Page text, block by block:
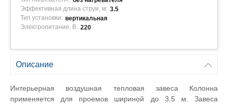
Эффективная длина струи, м: 3.5
Тип установки: вертикальная
Электропитание, В: 220
Описание
Интерьерная воздушная тепловая завеса Колонна
применяется для проемов шириной до 3.5 м. Завеса